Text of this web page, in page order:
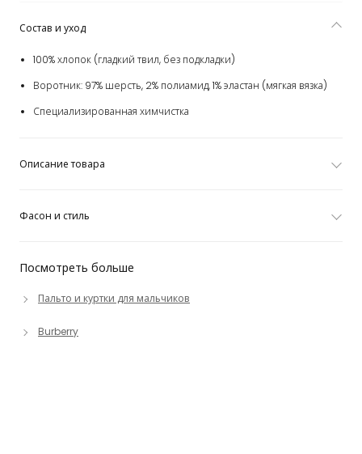
Посмотреть больше
Пальто и куртки для мальчиков
Burberry
Состав и уход
100% хлопок (гладкий твил, без подкладки)
Воротник: 97% шерсть, 2% полиамид, 1% эластан (мягкая вязка)
Специализированная химчистка
Описание товара
Фасон и стиль